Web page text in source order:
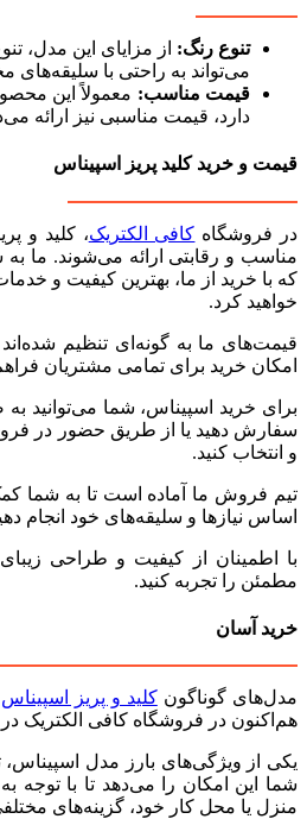
تنوع رنگ: از مزایای این مدل،
می‌تواند به راحتی با
قیمت مناسب: معمولاً این
دارد، قیمت مناسبی نیز ارائه
قیمت و خرید کلید پریز اسپیناس
در فروشگاه کافی الکتریک، کلید و
مناسب و رقابتی ارائه می‌شوند. ما به
که با خرید از ما، بهترین کیفیت و
خواهید کرد.
قیمت‌های ما به گونه‌ای تنظیم
امکان خرید برای تمامی مشتریان
برای خرید اسپیناس، شما می‌توانید
سفارش دهید یا از طریق حضور در
و انتخاب کنید.
تیم فروش ما آماده است تا به شما کمک
اساس نیازها و سلیقه‌های خود انجام
با اطمینان از کیفیت و طراحی
مطمئن را تجربه کنید.
خرید آسان
مدل‌های گوناگونکلید و پریز اسپیناس
هم‌اکنون در فروشگاه کافی
یکی از ویژگی‌های بارز مدل
شما این امکان را می‌دهد تا با توجه
منزل یا محل کار خود، گزینه‌های